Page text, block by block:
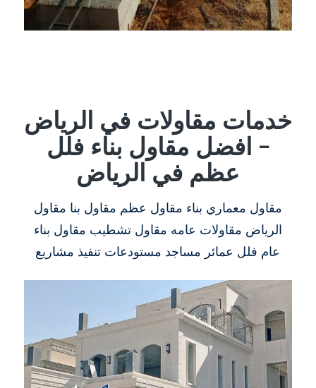
خدمات مقاولات في الرياض
– افضل مقاول بناء فلل
عظم في الرياض
مقاول معماري بناء مقاول عظم مقاول بنا مقاول
الرياض مقاولات عامه مقاول تشطيب مقاول بناء
عام فلل عمائر مساجد مستودعات تنفيذ مشاريع